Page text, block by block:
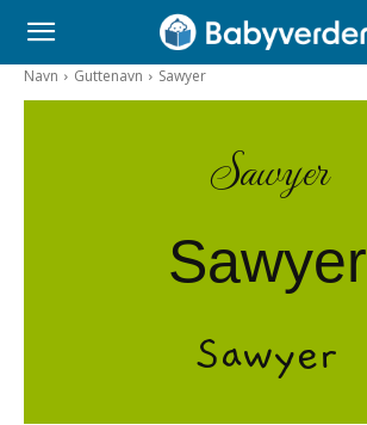
Navn Guttenavn Sawyer
Sawyer
Sawyer
Sawyer